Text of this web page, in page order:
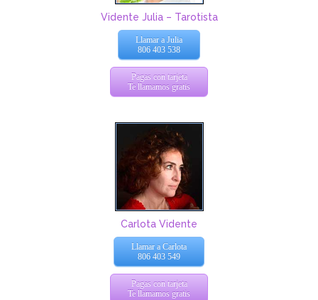
Vidente Julia – Tarotista
Llamar a Julia
806 403 538
Pagas con tarjeta
Te llamamos gratis
Carlota Vidente
Llamar a Carlota
806 403 549
Pagas con tarjeta
Te llamamos gratis